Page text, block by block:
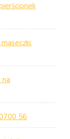
56